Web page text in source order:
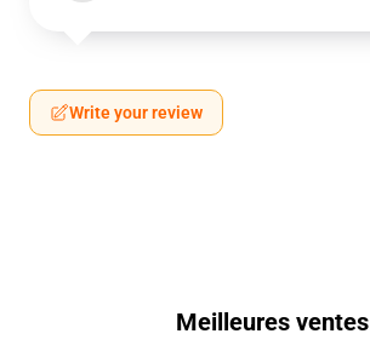
Write your review
Meilleures ventes